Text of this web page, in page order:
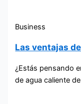
Business
Las ventajas
¿Estás pensando
de agua caliente